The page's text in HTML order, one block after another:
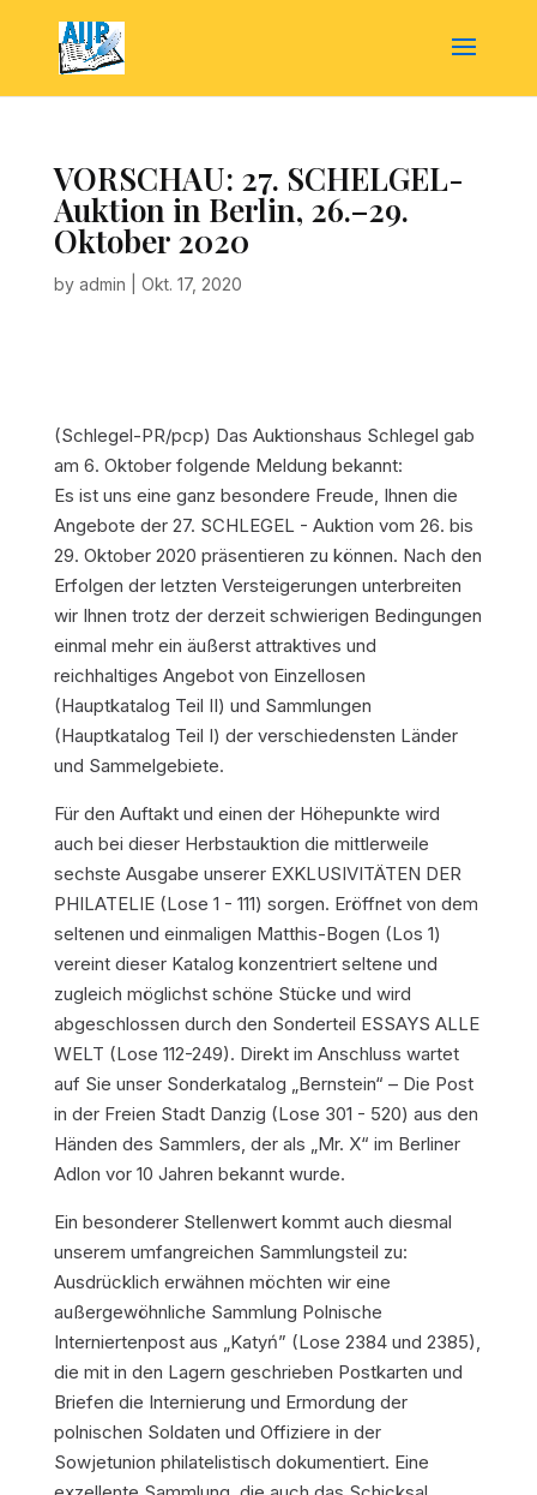
VORSCHAU: 27. SCHELGEL-
Auktion in Berlin, 26.–29.
Oktober 2020
by admin Okt. 17, 2020
(Schlegel-PR/pcp) Das Auktionshaus Schlegel gab
am 6. Oktober folgende Meldung bekannt:
Es ist uns eine ganz besondere Freude, Ihnen die
Angebote der 27. SCHLEGEL - Auktion vom 26. bis
29. Oktober 2020 präsentieren zu können. Nach den
Erfolgen der letzten Versteigerungen unterbreiten
wir Ihnen trotz der derzeit schwierigen Bedingungen
einmal mehr ein äußerst attraktives und
reichhaltiges Angebot von Einzellosen
(Hauptkatalog Teil II) und Sammlungen
(Hauptkatalog Teil I) der verschiedensten Länder
und Sammelgebiete.
Für den Auftakt und einen der Höhepunkte wird
auch bei dieser Herbstauktion die mittlerweile
sechste Ausgabe unserer EXKLUSIVITÄTEN DER
PHILATELIE (Lose 1 - 111) sorgen. Eröffnet von dem
seltenen und einmaligen Matthis-Bogen (Los 1)
vereint dieser Katalog konzentriert seltene und
zugleich möglichst schöne Stücke und wird
abgeschlossen durch den Sonderteil ESSAYS ALLE
WELT (Lose 112-249). Direkt im Anschluss wartet
auf Sie unser Sonderkatalog „Bernstein“ – Die Post
in der Freien Stadt Danzig (Lose 301 - 520) aus den
Händen des Sammlers, der als „Mr. X“ im Berliner
Adlon vor 10 Jahren bekannt wurde.
Ein besonderer Stellenwert kommt auch diesmal
unserem umfangreichen Sammlungsteil zu:
Ausdrücklich erwähnen möchten wir eine
außergewöhnliche Sammlung Polnische
Interniertenpost aus „Katyń” (Lose 2384 und 2385),
die mit in den Lagern geschrieben Postkarten und
Briefen die Internierung und Ermordung der
polnischen Soldaten und Offiziere in der
Sowjetunion philatelistisch dokumentiert. Eine